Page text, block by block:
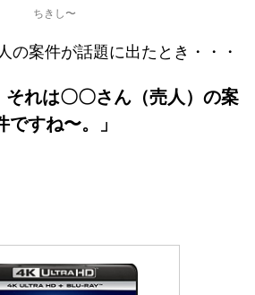
ちきし〜
の案件が話題に出たとき・・・
れは〇〇さん（売人）の案
ですね〜。」